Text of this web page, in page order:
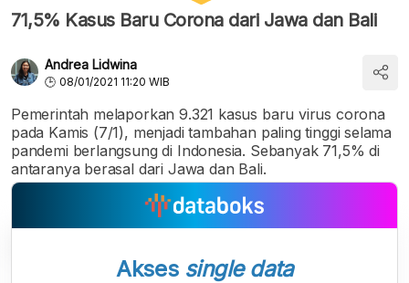
71,5% Kasus Baru Corona dari Jawa dan Bali
Andrea Lidwina
08/01/2021 11:20 WIB
Pemerintah melaporkan 9.321 kasus baru virus corona
pada Kamis (7/1), menjadi tambahan paling tinggi selama
pandemi berlangsung di Indonesia. Sebanyak 71,5% di
antaranya berasal dari Jawa dan Bali.
Akses single data